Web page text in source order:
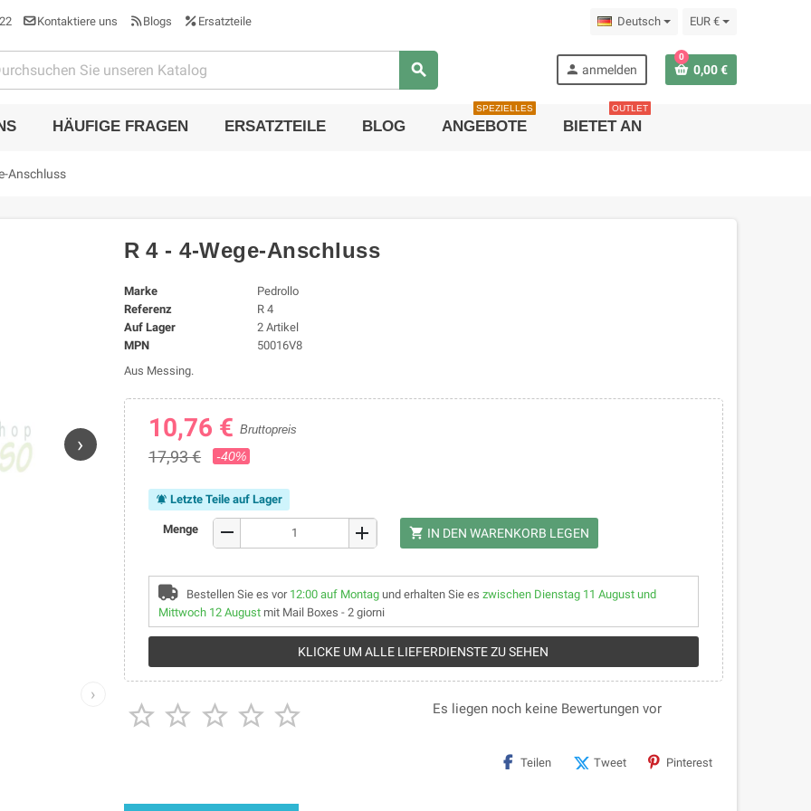
Kontaktiere uns Blogs Ersatzteile Deutsch EUR €
search person anmelden
0
0,00 €
HÄUFIGE FRAGEN ERSATZTEILE BLOG ANGEBOTE
SPEZIELLES
BIETET AN
OUTLET
Anschluss
›
›
R 4 - 4-Wege-Anschluss
Marke
Pedrollo
Referenz
R 4
Auf Lager
2 Artikel
MPN
50016V8
Aus Messing.
10,76 € Bruttopreis
17,93 € -40%
notifications_active Letzte Teile auf Lager
Menge remove add shopping_cart IN DEN WARENKORB LEGEN
Bestellen Sie es vor 12:00 auf Montag und erhalten Sie es zwischen Dienstag 11 August und
Mittwoch 12 August mit Mail Boxes - 2 giorni
KLICKE UM ALLE LIEFERDIENSTE ZU SEHEN
     Es liegen noch keine Bewertungen vor
Teilen Tweet Pinterest